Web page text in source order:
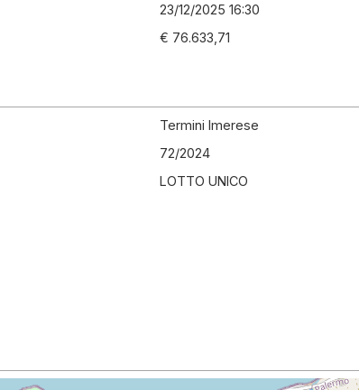
23/12/2025 16:30
€ 76.633,71
Termini Imerese
72/2024
LOTTO UNICO